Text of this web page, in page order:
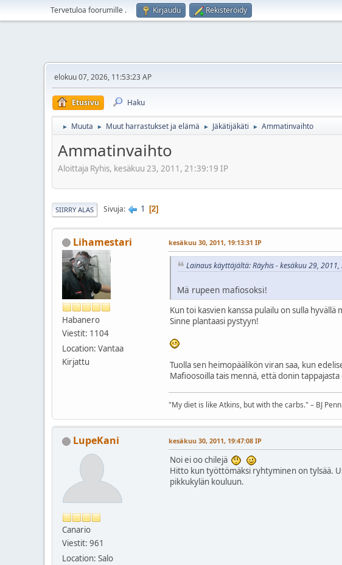
Tervetuloa foorumille . Kirjaudu Rekisteröidy
elokuu 07, 2026, 11:53:23 AP
Etusivu Haku
► Muuta ► Muut harrastukset ja elämä ► Jäkätijäkäti ► Ammatinvaihto
Ammatinvaihto
Aloittaja Ryhis, kesäkuu 23, 2011, 21:39:19 IP
SIIRRY ALAS Sivuja 1 2
Lihamestari
Habanero
Viestit: 1104
Location: Vantaa
Kirjattu
kesäkuu 30, 2011, 19:13:31 IP
Lainaus käyttäjältä: Räyhis - kesäkuu 29,
Mä rupeen mafiosoksi!
Kun toi kasvien kanssa pulailu on sulla
Sinne plantaasi pystyyn!
Tuolla sen heimopäälikön viran saa, kun
Mafioosoilla tais mennä, että donin tappajasta
"My diet is like Atkins, but with the carbs." – BJ Penn
LupeKani
Canario
Viestit: 961
Location: Salo
kesäkuu 30, 2011, 19:47:08 IP
Noi ei oo chilejä
Hitto kun työttömäksi ryhtyminen on tylsää.
pikkukylän kouluun.